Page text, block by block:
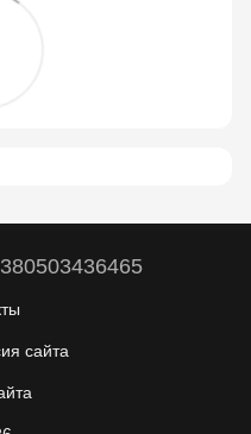
сайта